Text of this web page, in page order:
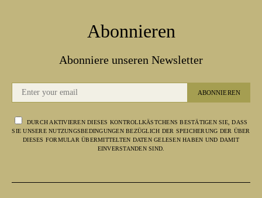
Abonnieren
Abonniere unseren Newsletter
ABONNIEREN
DURCH AKTIVIEREN DIESES KONTROLLKÄSTCHENS BESTÄTIGEN SIE, DASS
SIE UNSERE NUTZUNGSBEDINGUNGEN BEZÜGLICH DER SPEICHERUNG DER ÜBER
DIESES FORMULAR ÜBERMITTELTEN DATEN GELESEN HABEN UND DAMIT
EINVERSTANDEN SIND.